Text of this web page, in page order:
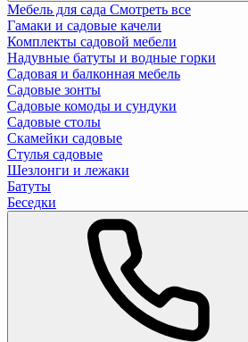
Мебель для сада Смотреть все
Гамаки и садовые качели
Комплекты садовой мебели
Надувные батуты и водные горки
Садовая и балконная мебель
Садовые зонты
Садовые комоды и сундуки
Садовые столы
Скамейки садовые
Стулья садовые
Шезлонги и лежаки
Батуты
Беседки